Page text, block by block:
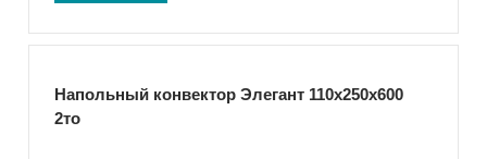
Напольный конвектор Элегант 110x250x600
2то